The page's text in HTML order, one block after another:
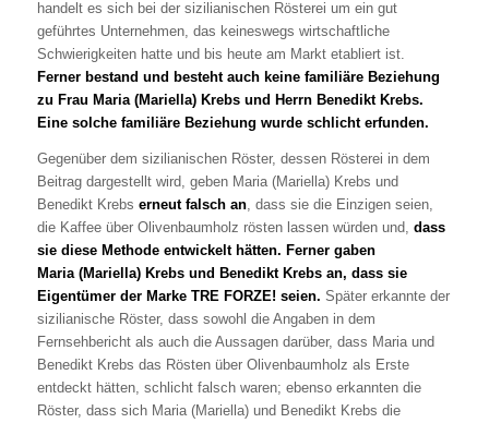
handelt es sich bei der sizilianischen Rösterei um ein gut
geführtes Unternehmen, das keineswegs wirtschaftliche
Schwierigkeiten hatte und bis heute am Markt etabliert ist.
Ferner bestand und besteht auch keine familiäre Beziehung
zu Frau Maria (Mariella) Krebs und Herrn Benedikt Krebs.
Eine solche familiäre Beziehung wurde schlicht erfunden.
Gegenüber dem sizilianischen Röster, dessen Rösterei in dem
Beitrag dargestellt wird, geben Maria (Mariella) Krebs und
Benedikt Krebs erneut falsch an, dass sie die Einzigen seien,
die Kaffee über Olivenbaumholz rösten lassen würden und, dass
sie diese Methode entwickelt hätten. Ferner gaben
Maria (Mariella) Krebs und Benedikt Krebs an, dass sie
Eigentümer der Marke TRE FORZE! seien. Später erkannte der
sizilianische Röster, dass sowohl die Angaben in dem
Fernsehbericht als auch die Aussagen darüber, dass Maria und
Benedikt Krebs das Rösten über Olivenbaumholz als Erste
entdeckt hätten, schlicht falsch waren; ebenso erkannten die
Röster, dass sich Maria (Mariella) und Benedikt Krebs die